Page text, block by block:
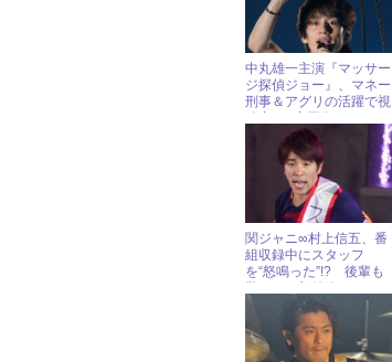
中丸雄一主演『マッサー
ジ探偵ジョー』、マネー
刑事＆アグリの活躍で視
関ジャニ∞村上信五、番
組収録中にスタッフ
を“怒鳴った”!? 後輩も